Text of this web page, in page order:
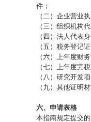
件；
（二）企业营业
（三）组织机构
（四）法人代表
（五）税务登记
（六）上年度财
（七）上年度完
（八）研究开发
（九）其他证明
六、申请表格
本指南规定提交